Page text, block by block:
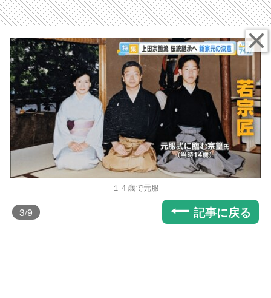
１４歳で元服
3/9 記事に戻る